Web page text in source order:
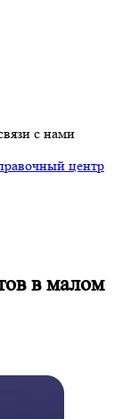
с нами
центр
в малом